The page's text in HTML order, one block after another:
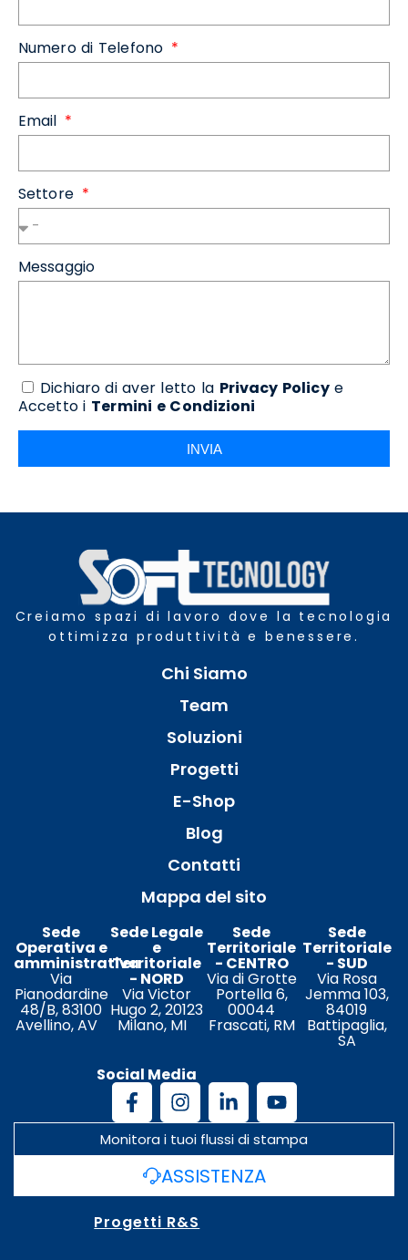
Numero di Telefono
Email
Settore
Messaggio
Dichiaro di aver letto la Privacy Policye
Accetto i Termini e Condizioni
INVIA
Creiamo spazi di lavoro dove la tecnologia
ottimizza produttività e benessere.
Chi Siamo
Team
Soluzioni
Progetti
E-Shop
Blog
Contatti
Mappa del sito
Sede
Operativa e
amministrativa
Via
Pianodardine
48/B, 83100
Avellino, AV
Sede Legale
e
Territoriale
- NORD
Via Victor
Hugo 2, 20123
Milano, MI
Sede
Territoriale
- CENTRO
Via di Grotte
Portella 6,
00044
Frascati, RM
Sede
Territoriale
- SUD
Via Rosa
Jemma 103,
84019
Battipaglia,
SA
Social Media
Monitora i tuoi flussi di stampa
ASSISTENZA
Progetti R&S